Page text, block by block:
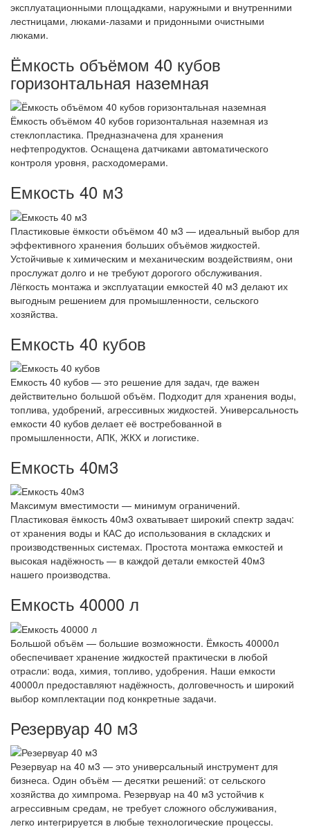
эксплуатационными площадками, наружными и внутренними
лестницами, люками-лазами и придонными очистными
люками.
Ёмкость объёмом 40 кубов
горизонтальная наземная
Ёмкость объёмом 40 кубов горизонтальная наземная из
стеклопластика. Предназначена для хранения
нефтепродуктов. Оснащена датчиками автоматического
контроля уровня, расходомерами.
Емкость 40 м3
Пластиковые ёмкости объёмом 40 м3 — идеальный выбор для
эффективного хранения больших объёмов жидкостей.
Устойчивые к химическим и механическим воздействиям, они
прослужат долго и не требуют дорогого обслуживания.
Лёгкость монтажа и эксплуатации емкостей 40 м3 делают их
выгодным решением для промышленности, сельского
хозяйства.
Емкость 40 кубов
Емкость 40 кубов — это решение для задач, где важен
действительно большой объём. Подходит для хранения воды,
топлива, удобрений, агрессивных жидкостей. Универсальность
емкости 40 кубов делает её востребованной в
промышленности, АПК, ЖКХ и логистике.
Емкость 40м3
Максимум вместимости — минимум ограничений.
Пластиковая ёмкость 40м3 охватывает широкий спектр задач:
от хранения воды и КАС до использования в складских и
производственных системах. Простота монтажа емкостей и
высокая надёжность — в каждой детали емкостей 40м3
нашего производства.
Емкость 40000 л
Большой объём — большие возможности. Ёмкость 40000л
обеспечивает хранение жидкостей практически в любой
отрасли: вода, химия, топливо, удобрения. Наши емкости
40000л предоставляют надёжность, долговечность и широкий
выбор комплектации под конкретные задачи.
Резервуар 40 м3
Резервуар на 40 м3 — это универсальный инструмент для
бизнеса. Один объём — десятки решений: от сельского
хозяйства до химпрома. Резервуар на 40 м3 устойчив к
агрессивным средам, не требует сложного обслуживания,
легко интегрируется в любые технологические процессы.